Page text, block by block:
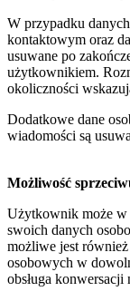
W przypadku
kontaktowym oraz
usuwane po
użytkownikiem.
okoliczności
Dodatkowe dane
wiadomości są
Możliwość
Użytkownik może w
swoich danych
możliwe jest
osobowych w
obsługa